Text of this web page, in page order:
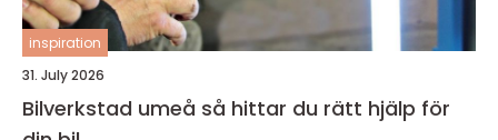
inspiration
31. July 2026
Bilverkstad umeå så hittar du rätt hjälp för